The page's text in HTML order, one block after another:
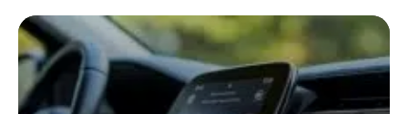
expire en 2026, ne laissez pas filer
cette ultime chance
27 janvier 2026